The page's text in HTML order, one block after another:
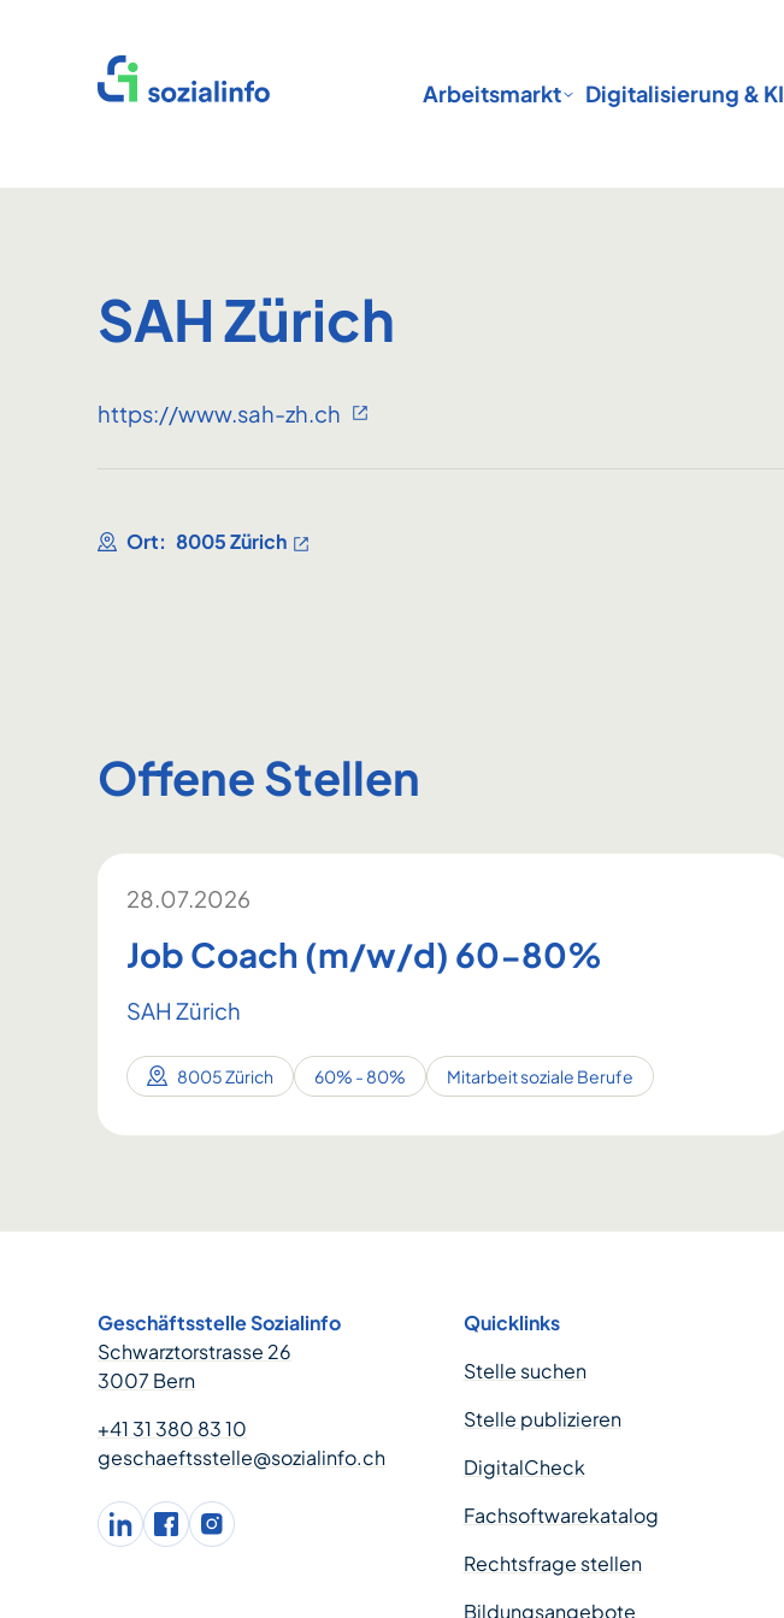
Startseite
Arbeitsmarkt Digitalisierung & KI
SAH Zürich
https://www.sah-zh.ch
Ort: 8005 Zürich
Offene Stellen
28.07.2026
Job Coach (m/w/d) 60-80%
SAH Zürich
8005 Zürich 60% - 80% Mitarbeit soziale Berufe
Geschäftsstelle Sozialinfo
Schwarztorstrasse 26
3007 Bern
+41 31 380 83 10
geschaeftsstelle@sozialinfo.ch
LinkedInfacebookInstagram
Quicklinks
Stelle suchen
Stelle publizieren
DigitalCheck
Fachsoftwarekatalog
Rechtsfrage stellen
Bildungsangebote